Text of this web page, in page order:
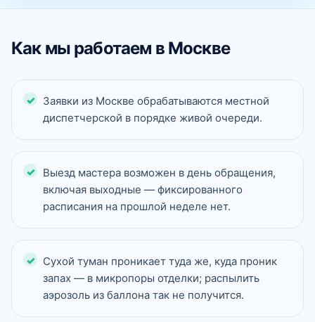
Как мы работаем в Москве
Заявки из Москве обрабатываются местной
диспетчерской в порядке живой очереди.
Выезд мастера возможен в день обращения,
включая выходные — фиксированного
расписания на прошлой неделе нет.
Сухой туман проникает туда же, куда проник
запах — в микропоры отделки; распылить
аэрозоль из баллона так не получится.